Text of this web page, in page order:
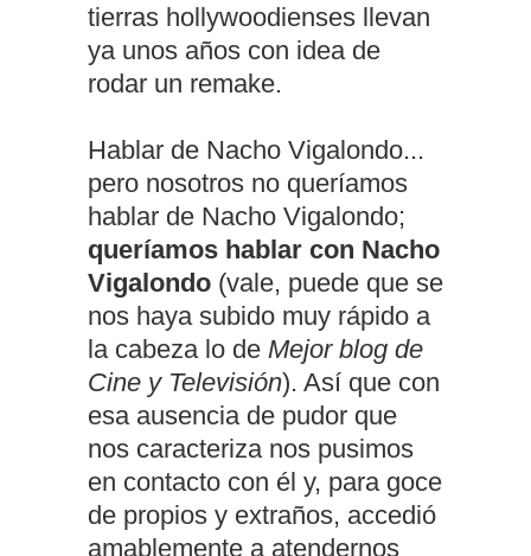
tierras hollywoodienses llevan
ya unos años con idea de
rodar un remake.
Hablar de Nacho Vigalondo...
pero nosotros no queríamos
hablar de Nacho Vigalondo;
queríamos hablar con Nacho
Vigalondo (vale, puede que se
nos haya subido muy rápido a
la cabeza lo de Mejor blog de
Cine y Televisión). Así que con
esa ausencia de pudor que
nos caracteriza nos pusimos
en contacto con él y, para goce
de propios y extraños, accedió
amablemente a atendernos